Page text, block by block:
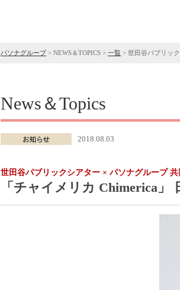
パソナグループ> NEWS＆TOPICS > 一覧 > 世田谷パブリッ
News＆Topics
2018.08.03
世田谷パブリックシアター × パソナグループ 共
「チャイメリカ Chimerica」